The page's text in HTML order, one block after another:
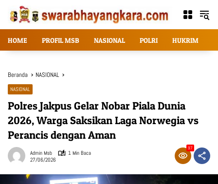
Langsung
konten
HOME PROFIL MSB NASIONAL POLRI HUKRIM
Beranda NASIONAL
NASIONAL
Polres Jakpus Gelar Nobar Piala Dunia
2026, Warga Saksikan Laga Norwegia vs
Perancis dengan Aman
Admin Msb
1 Min Baca
27/06/2026
97